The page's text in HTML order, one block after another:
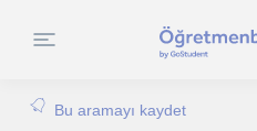
Bu aramayı kaydet